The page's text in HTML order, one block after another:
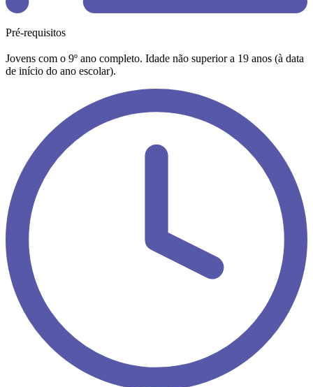
Pré-requisitos
Jovens com o 9º ano completo. Idade não superior a 19 anos (à data
de início do ano escolar).